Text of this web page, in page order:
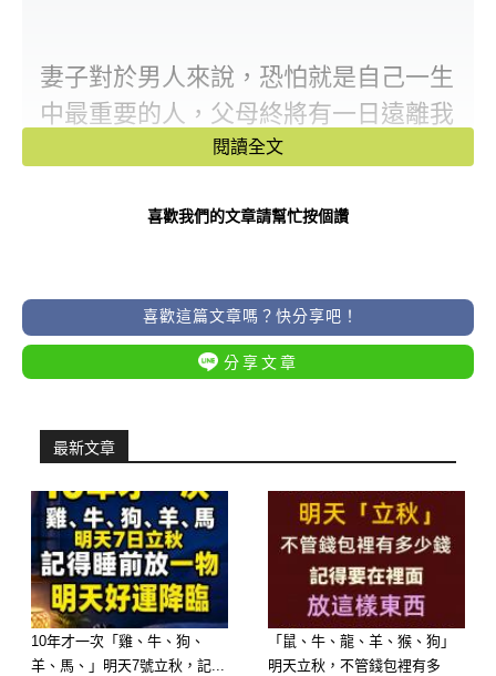
妻子對於男人來說，恐怕就是自己一生
中最重要的人，父母終將有一日遠離我
們而去，子女長大，成家立業，也將會
最能長久陪伴自己的人，所以寵愛老婆
十二生肖中，哪些男人就是這樣呢？
屬龍男
閱讀全文
喜歡我們的文章請幫忙按個讚
喜歡這篇文章嗎？快分享吧！
分享文章
最新文章
10年才一次「雞、牛、狗、
羊、馬、」明天7號立秋，記...
「鼠、牛、龍、羊、猴、狗」
明天立秋，不管錢包裡有多